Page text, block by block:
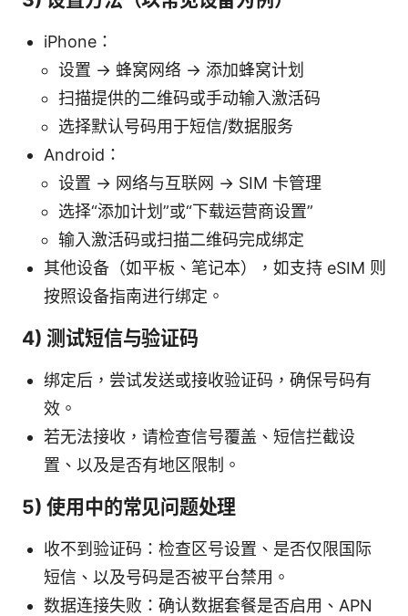
iPhone：
设置 -> 蜂窝网络 -> 添加蜂窝计划
扫描提供的二维码或手动输入激活码
选择默认号码用于短信/数据服务
Android：
设置 -> 网络与互联网 -> SIM 卡管理
选择“添加计划”或“下载运营商设置”
输入激活码或扫描二维码完成绑定
其他设备（如平板、笔记本），如支持 eSIM 则
按照设备指南进行绑定。
4) 测试短信与验证码
绑定后，尝试发送或接收验证码，确保号码有
效。
若无法接收，请检查信号覆盖、短信拦截设
置、以及是否有地区限制。
5) 使用中的常见问题处理
收不到验证码：检查区号设置、是否仅限国际
短信、以及号码是否被平台禁用。
数据连接失败：确认数据套餐是否启用、APN